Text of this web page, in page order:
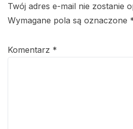
Twój adres e-mail nie zostanie
Wymagane pola są oznaczone
Komentarz *